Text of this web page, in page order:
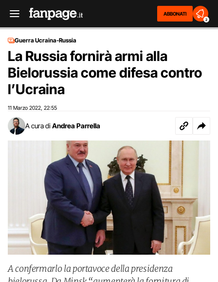
ABBONATI
2
Guerra Ucraina-Russia
La Russia fornirà armi alla
Bielorussia come difesa contro
l’Ucraina
11 Marzo 2022 22:55
A cura di Andrea Parrella
A confermarlo la portavoce della presidenza